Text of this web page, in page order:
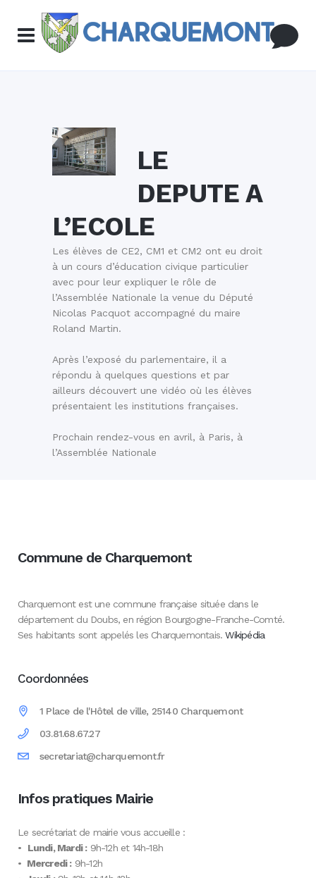
LE
DEPUTE A
L’ECOLE
Les élèves de CE2, CM1 et CM2 ont eu droit
à un cours d’éducation civique particulier
avec pour leur expliquer le rôle de
l’Assemblée Nationale la venue du Député
Nicolas Pacquot accompagné du maire
Roland Martin.
Après l’exposé du parlementaire, il a
répondu à quelques questions et par
ailleurs découvert une vidéo où les élèves
présentaient les institutions françaises.
Prochain rendez-vous en avril, à Paris, à
l’Assemblée Nationale
Commune de Charquemont
Charquemont est une commune française située dans le
département du Doubs, en région Bourgogne-Franche-Comté.
Ses habitants sont appelés les Charquemontais.Wikipédia
Coordonnées
1 Place de l'Hôtel de ville, 25140 Charquemont
03.81.68.67.27
secretariat@charquemont.fr
Infos pratiques Mairie
Le secrétariat de mairie vous accueille :
• Lundi, Mardi :9h-12h et 14h-18h
• Mercredi :9h-12h